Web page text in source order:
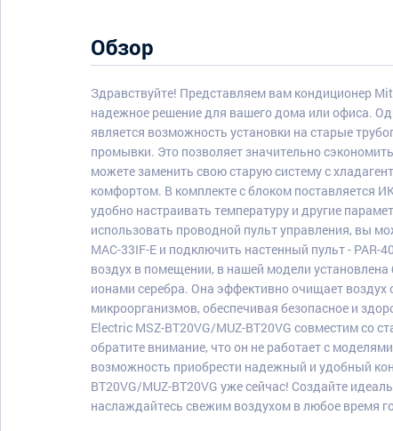
Обзор
Здравствуйте! Представляем вам кондиционер
надежное решение для вашего дома или офиса.
является возможность установки на старые
промывки. Это позволяет значительно
можете заменить свою старую систему с
комфортом. В комплекте с блоком поставляется
удобно настраивать температуру и другие
использовать проводной пульт управления, вы
MAC-33IF-E и подключить настенный пульт -
воздух в помещении, в нашей модели
ионами серебра. Она эффективно очищает воздух
микроорганизмов, обеспечивая безопасное и
Electric MSZ-BT20VG/MUZ-BT20VG совместим со
обратите внимание, что он не работает с
возможность приобрести надежный и удобный
BT20VG/MUZ-BT20VG уже сейчас! Создайте
наслаждайтесь свежим воздухом в любое время